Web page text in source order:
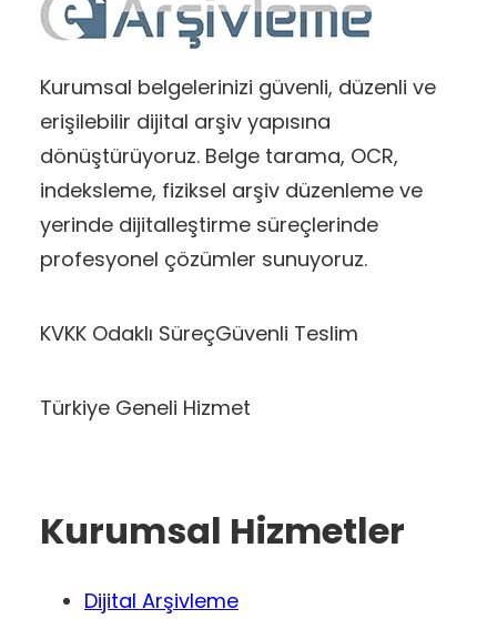
Kurumsal belgelerinizi güvenli, düzenli ve
erişilebilir dijital arşiv yapısına
dönüştürüyoruz. Belge tarama, OCR,
indeksleme, fiziksel arşiv düzenleme ve
yerinde dijitalleştirme süreçlerinde
profesyonel çözümler sunuyoruz.
KVKK Odaklı SüreçGüvenli Teslim
Türkiye Geneli Hizmet
Kurumsal Hizmetler
Dijital Arşivleme